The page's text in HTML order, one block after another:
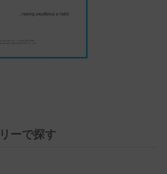
ーで探す